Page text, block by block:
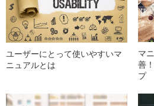
ユーザーにとって使いやすいマ
ニュアルとは
マ
善
プ